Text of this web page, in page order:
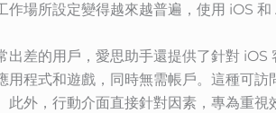
作場所設定變得越來越普遍，使用 iOS
出差的用戶，愛思助手還提供了針對
用程式和遊戲，同時無需帳戶。這種可
此外，行動介面直接針對因素，專為重